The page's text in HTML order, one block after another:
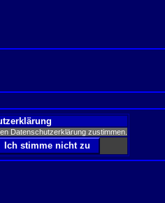
Datenschutzerklärung zustimmen.